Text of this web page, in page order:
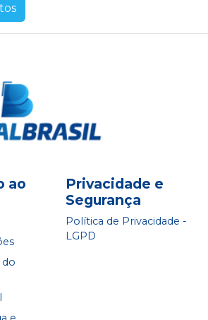
ao
do
Privacidade e
Segurança
Política de Privacidade -
LGPD